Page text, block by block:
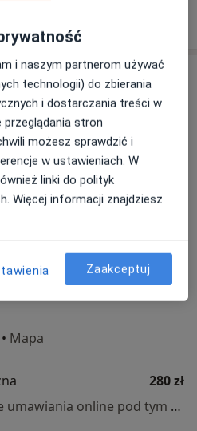
medycyny estetycznej
Online 1 Online 2
• Mapa
280 zł
Specjalista nie oferuje umawiania online pod tym adresem.
i naszym partnerom używać
technologii) do zbierania
i dostarczania treści w
stron
możesz sprawdzić i
w ustawieniach. W
linki do polityk
Więcej informacji znajdziesz
Zaakceptuj